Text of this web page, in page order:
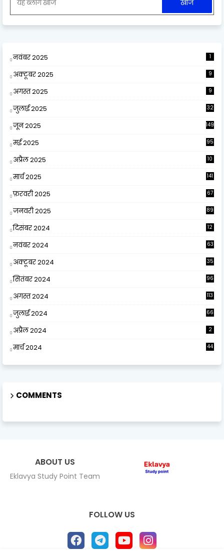
नवंबर 2025 1
अक्टूबर 2025 9
अगस्त 2025 9
जुलाई 2025 32
जून 2025 149
मई 2025 95
अप्रैल 2025
10
मार्च 2025 141
फ़रवरी 2025 67
जनवरी 2025 89
दिसंबर 2024
12
नवंबर 2024 63
अक्टूबर 2024 35
सितंबर 2024 96
अगस्त 2024 113
जुलाई 2024 66
अप्रैल 2024 2
मार्च 2024 44
COMMENTS
ABOUT US
Eklavya Study Point Team
FOLLOW US